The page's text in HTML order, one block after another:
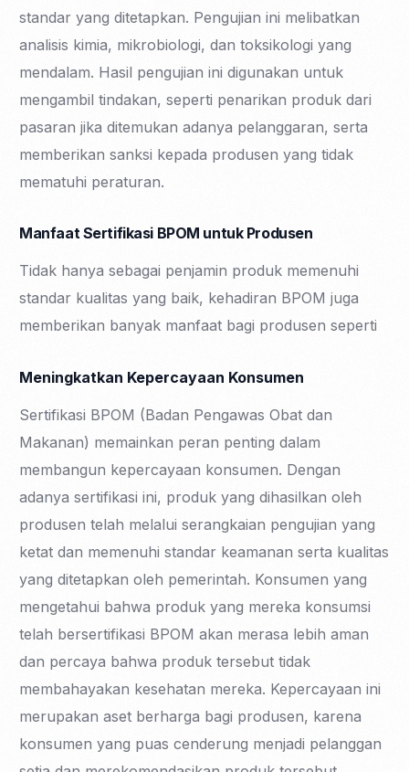
standar yang ditetapkan. Pengujian ini melibatkan
analisis kimia, mikrobiologi, dan toksikologi yang
mendalam. Hasil pengujian ini digunakan untuk
mengambil tindakan, seperti penarikan produk dari
pasaran jika ditemukan adanya pelanggaran, serta
memberikan sanksi kepada produsen yang tidak
mematuhi peraturan.
Manfaat Sertifikasi BPOM untuk Produsen
Tidak hanya sebagai penjamin produk memenuhi
standar kualitas yang baik, kehadiran BPOM juga
memberikan banyak manfaat bagi produsen seperti
Meningkatkan Kepercayaan Konsumen
Sertifikasi BPOM (Badan Pengawas Obat dan
Makanan) memainkan peran penting dalam
membangun kepercayaan konsumen. Dengan
adanya sertifikasi ini, produk yang dihasilkan oleh
produsen telah melalui serangkaian pengujian yang
ketat dan memenuhi standar keamanan serta kualitas
yang ditetapkan oleh pemerintah. Konsumen yang
mengetahui bahwa produk yang mereka konsumsi
telah bersertifikasi BPOM akan merasa lebih aman
dan percaya bahwa produk tersebut tidak
membahayakan kesehatan mereka. Kepercayaan ini
merupakan aset berharga bagi produsen, karena
konsumen yang puas cenderung menjadi pelanggan